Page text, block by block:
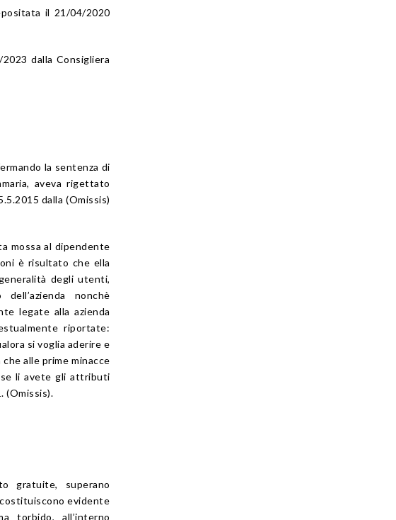
il 21/04/2020
dalla Consigliera
la sentenza di
aveva rigettato
dalla (Omissis)
mossa al dipendente
è risultato che ella
degli utenti,
nonchè
legate alla azienda
riportate:
si voglia aderire e
alle prime minacce
li avete gli attributi
(Omissis).
gratuite, superano
evidente
torbido, all’interno